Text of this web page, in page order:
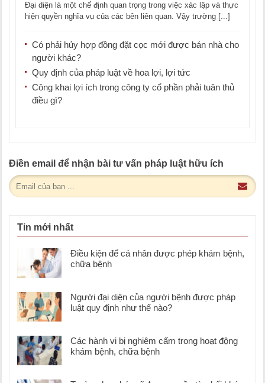
Đại diện là một chế định quan trọng trong việc xác lập và thực
hiện quyền nghĩa vụ của các bên liên quan. Vậy trường [...]
Có phải hủy hợp đồng đặt cọc mới được bán nhà cho
người khác?
Quy định của pháp luật về hoa lợi, lợi tức
Công khai lợi ích trong công ty cổ phần phải tuân thủ
điều gì?
Điền email để nhận bài tư vấn pháp luật hữu ích
Tin mới nhất
Điều kiện để cá nhân được phép khám bệnh,
chữa bệnh
Người đại diện của người bệnh được pháp
luật quy định như thế nào?
Các hành vi bị nghiêm cấm trong hoạt động
khám bệnh, chữa bệnh